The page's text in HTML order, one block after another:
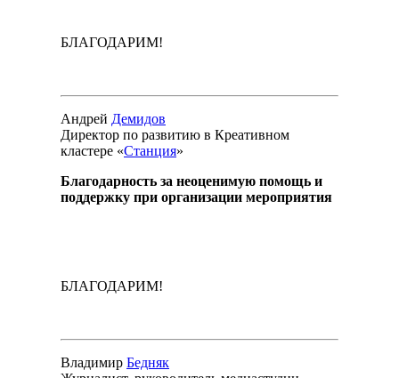
БЛАГОДАРИМ!
Андрей Демидов
Директор по развитию в Креативном
кластере «Станция»
Благодарность за неоценимую помощь и
поддержку при организации мероприятия
БЛАГОДАРИМ!
Владимир Бедняк